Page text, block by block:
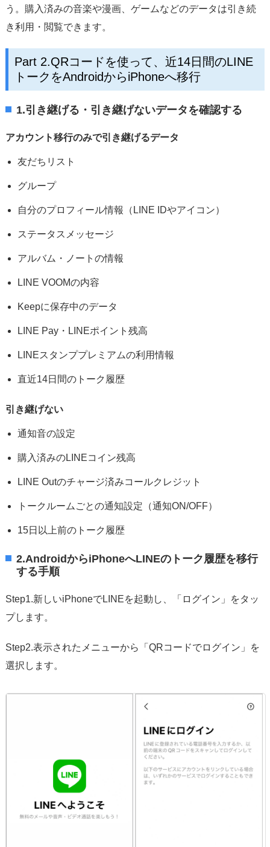
う。購入済みの音楽や漫画、ゲームなどのデータは引き続
き利用・閲覧できます。
Part 2.QRコードを使って、近14日間のLINE
トークをAndroidからiPhoneへ移行
1.引き継げる・引き継げないデータを確認する
アカウント移行のみで引き継げるデータ
友だちリスト
グループ
自分のプロフィール情報（LINE IDやアイコン）
ステータスメッセージ
アルバム・ノートの情報
LINE VOOMの内容
Keepに保存中のデータ
LINE Pay・LINEポイント残高
LINEスタンププレミアムの利用情報
直近14日間のトーク履歴
引き継げない
通知音の設定
購入済みのLINEコイン残高
LINE Outのチャージ済みコールクレジット
トークルームごとの通知設定（通知ON/OFF）
15日以上前のトーク履歴
2.AndroidからiPhoneへLINEのトーク履歴を移行
する手順
Step1.新しいiPhoneでLINEを起動し、「ログイン」をタッ
プします。
Step2.表示されたメニューから「QRコードでログイン」を
選択します。